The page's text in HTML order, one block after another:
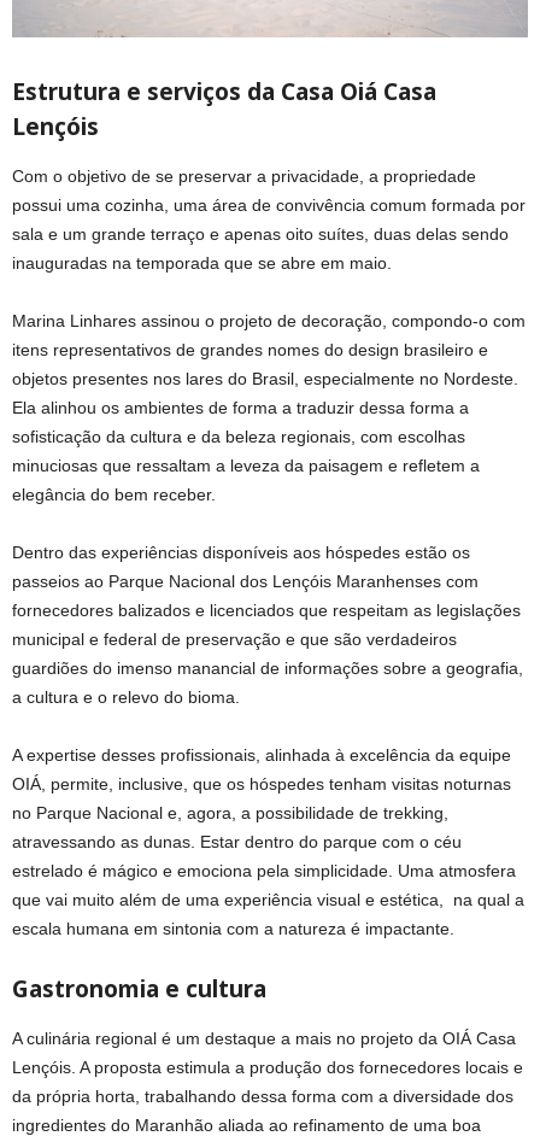
Estrutura e serviços da Casa Oiá Casa
Lençóis
Com o objetivo de se preservar a privacidade, a propriedade
possui uma cozinha, uma área de convivência comum formada por
sala e um grande terraço e apenas oito suítes, duas delas sendo
inauguradas na temporada que se abre em maio.
Marina Linhares assinou o projeto de decoração, compondo-o com
itens representativos de grandes nomes do design brasileiro e
objetos presentes nos lares do Brasil, especialmente no Nordeste.
Ela alinhou os ambientes de forma a traduzir dessa forma a
sofisticação da cultura e da beleza regionais, com escolhas
minuciosas que ressaltam a leveza da paisagem e refletem a
elegância do bem receber.
Dentro das experiências disponíveis aos hóspedes estão os
passeios ao Parque Nacional dos Lençóis Maranhenses com
fornecedores balizados e licenciados que respeitam as legislações
municipal e federal de preservação e que são verdadeiros
guardiões do imenso manancial de informações sobre a geografia,
a cultura e o relevo do bioma.
A expertise desses profissionais, alinhada à excelência da equipe
OIÁ, permite, inclusive, que os hóspedes tenham visitas noturnas
no Parque Nacional e, agora, a possibilidade de trekking,
atravessando as dunas. Estar dentro do parque com o céu
estrelado é mágico e emociona pela simplicidade. Uma atmosfera
que vai muito além de uma experiência visual e estética, na qual a
escala humana em sintonia com a natureza é impactante.
Gastronomia e cultura
A culinária regional é um destaque a mais no projeto da OIÁ Casa
Lençóis. A proposta estimula a produção dos fornecedores locais e
da própria horta, trabalhando dessa forma com a diversidade dos
ingredientes do Maranhão aliada ao refinamento de uma boa